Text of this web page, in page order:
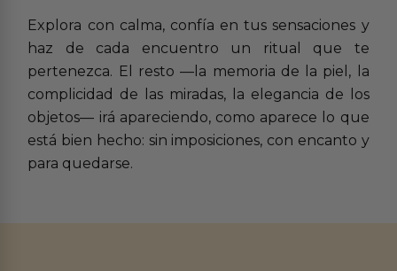
Explora con calma, confía en tus sensaciones y
haz de cada encuentro un ritual que te
pertenezca. El resto —la memoria de la piel, la
complicidad de las miradas, la elegancia de los
objetos— irá apareciendo, como aparece lo que
está bien hecho: sin imposiciones, con encanto y
para quedarse.